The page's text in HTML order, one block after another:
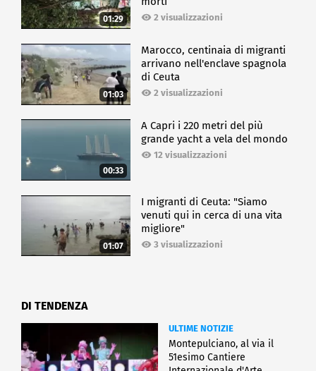
01:29 2 visualizzazioni
01:03
Marocco, centinaia di migranti
arrivano nell'enclave spagnola
di Ceuta
2 visualizzazioni
00:33
A Capri i 220 metri del più
grande yacht a vela del mondo
12 visualizzazioni
01:07
I migranti di Ceuta: "Siamo
venuti qui in cerca di una vita
migliore"
3 visualizzazioni
DI TENDENZA
ULTIME NOTIZIE
Montepulciano, al via il
51esimo Cantiere